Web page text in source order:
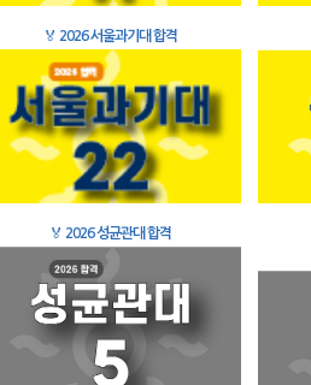
🏅 2026 서울과기대 합격
🏅 2026 성균관대 합격